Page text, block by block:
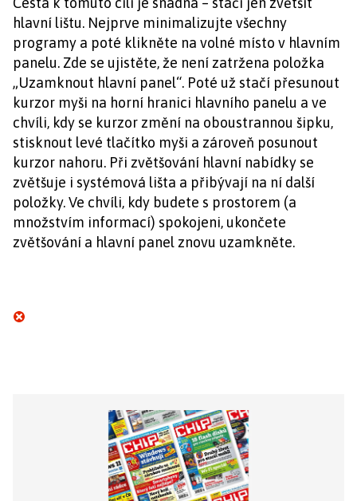
hlavní lištu. Nejprve minimalizujte všechny
programy a poté klikněte na volné místo v hlavním
panelu. Zde se ujistěte, že není zatržena položka
„Uzamknout hlavní panel“. Poté už stačí přesunout
kurzor myši na horní hranici hlavního panelu a ve
chvíli, kdy se kurzor změní na oboustrannou šipku,
stisknout levé tlačítko myši a zároveň posunout
kurzor nahoru. Při zvětšování hlavní nabídky se
zvětšuje i systémová lišta a přibývají na ní další
položky. Ve chvíli, kdy budete s prostorem (a
množstvím informací) spokojeni, ukončete
zvětšování a hlavní panel znovu uzamkněte.